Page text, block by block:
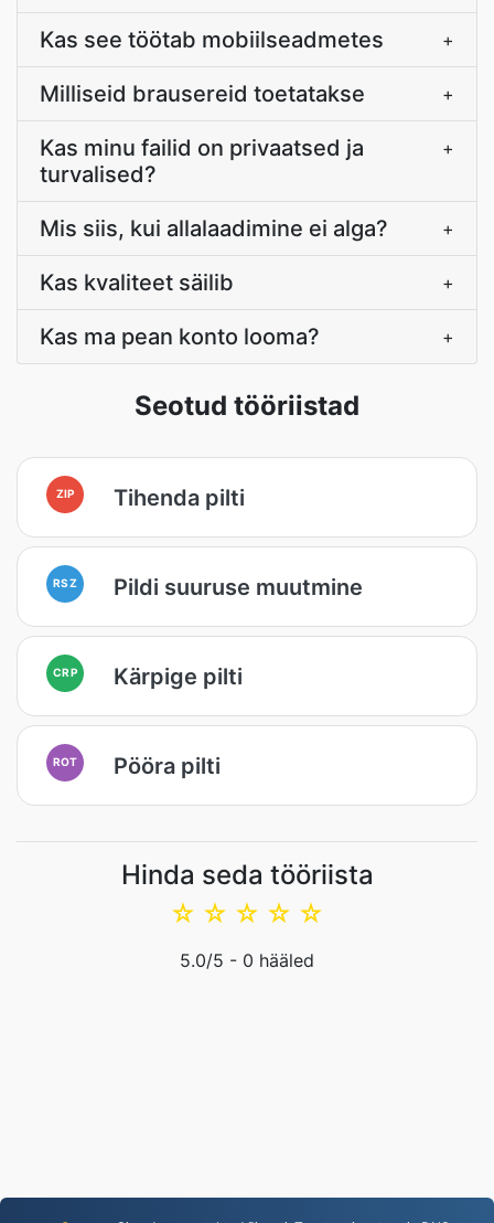
Kas see töötab mobiilseadmetes +
Milliseid brausereid toetatakse +
Kas minu failid on privaatsed ja
turvalised?
+
Mis siis, kui allalaadimine ei alga? +
Kas kvaliteet säilib +
Kas ma pean konto looma? +
Seotud tööriistad
ZIP Tihenda pilti
RSZ Pildi suuruse muutmine
CRP Kärpige pilti
ROT Pööra pilti
Hinda seda tööriista
☆
☆
☆
☆
☆
5.0/5 - 0 hääled